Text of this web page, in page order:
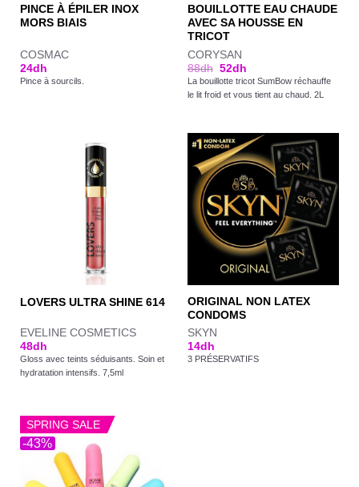
PINCE À ÉPILER INOX
MORS BIAIS
COSMAC
24dh
Pince à sourcils.
BOUILLOTTE EAU CHAUDE
AVEC SA HOUSSE EN
TRICOT
CORYSAN
88dh 52dh
La bouillotte tricot SumBow réchauffe
le lit froid et vous tient au chaud. 2L
LOVERS ULTRA SHINE 614
EVELINE COSMETICS
48dh
Gloss avec teints séduisants. Soin et
hydratation intensifs. 7,5ml
ORIGINAL NON LATEX
CONDOMS
SKYN
14dh
3 PRÉSERVATIFS
-43%
SPRING SALE